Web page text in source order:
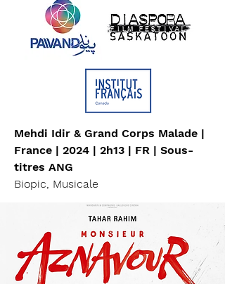
Mehdi Idir & Grand Corps Malade |
France | 2024 | 2h13 | FR | Sous-
titres ANG
Biopic, Musicale